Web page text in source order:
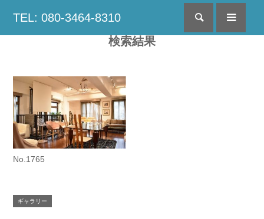
TEL: 080-3464-8310 検索
検索結果
No.1765
ギャラリー